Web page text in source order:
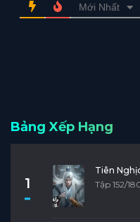
Mới Nhất
Bảng Xếp Hạng
1
Tiên
Tập 152/